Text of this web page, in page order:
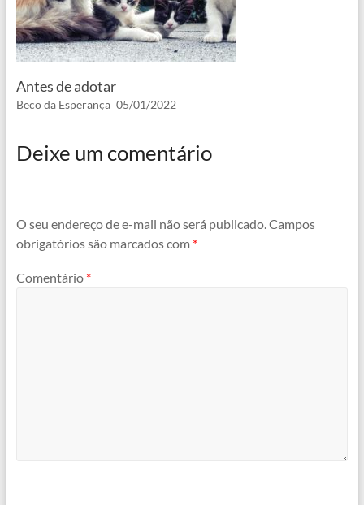
Antes de adotar
Beco da Esperança 05/01/2022
Deixe um comentário
O seu endereço de e-mail não será publicado.Campos
obrigatórios são marcados com *
Comentário *